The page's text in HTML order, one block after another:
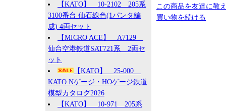
【KATO】 10-2102 205系
3100番台 仙石線色(1パンタ編
成) 4両セット
【MICRO ACE】 A7129
仙台空港鉄道SAT721系 2両セ
ット
【KATO】 25-000
KATO Nゲージ・HOゲージ鉄道
模型カタログ2026
【KATO】 10-971 205系
この商品を友達に教
買い物を続ける